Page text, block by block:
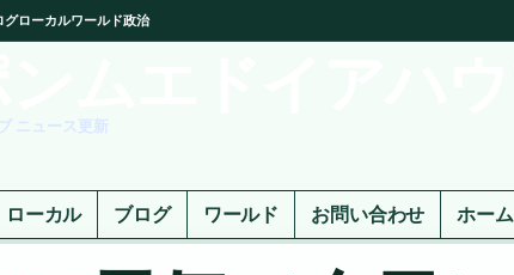
グローカルワールド政治
ニュース更新
ローカル ブログ ワールド お問い合わせ ホーム